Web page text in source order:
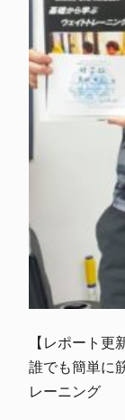
【レポート更
誰でも簡単に
レーニング